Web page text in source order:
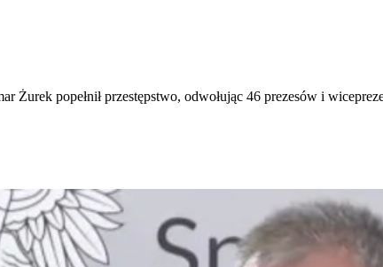
popełnił przestępstwo, odwołując 46 prezesów i